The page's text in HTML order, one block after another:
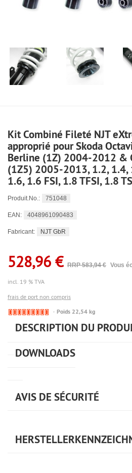
Kit Combiné Fileté NJT
approprié pour Skoda
Berline (1Z) 2004-2012 &
(1Z5) 2005-2013, 1.2, 1.4,
1.6, 1.6 FSI, 1.8 TFSI, 1.8
Produit.No.: 751048
EAN: 4048961090483
Fabricant: NJT GbR
528,96 € RRP 583,94 € Vous
incl. 19 % TVA
frais de port non compris
🔴
nicht
Poids 22,54 kg
DESCRIPTION DU
DOWNLOADS
AVIS DE SÉCURITÉ